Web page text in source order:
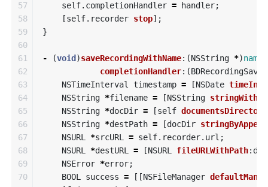
57
58
59
60
61
62
63
64
65
66
67
68
69
70
self. completionHandler = handler;
[self. recorder stop];
}
- (void )saveRecordingWithName:(NSString *)name
completionHandler:(
NSTimeInterval
timestamp = [NSDate
NSString *filename = [NSString
NSString *docDir = [self documentsDirectory
NSString *destPath = [docDir
NSURL
*srcURL = self. recorder. url ;
NSURL
*destURL = [NSURL fileURLWithPath:
NSError *error;
BOOL
success = [[NSFileManager